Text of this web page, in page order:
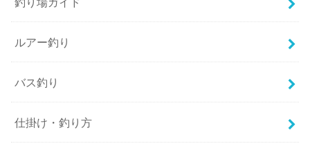
ルアー釣り
バス釣り
仕掛け・釣り方